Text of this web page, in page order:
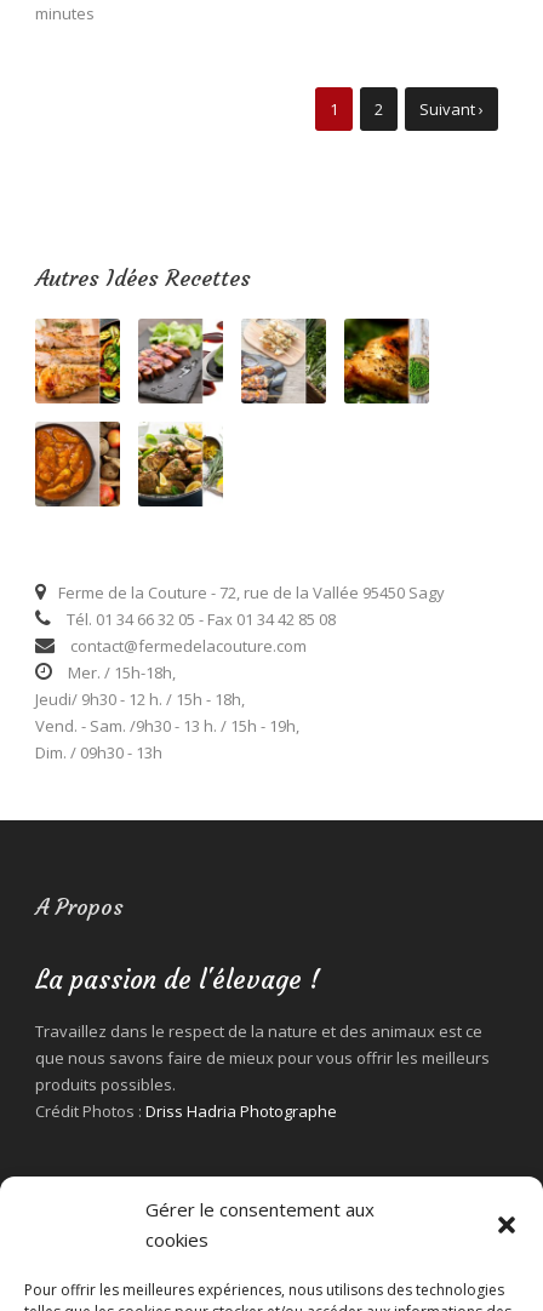
Gérer le consentement aux
cookies
Pour offrir les meilleures expériences, nous utilisons des technologies
minutes
1 2 Suivant ›
Autres Idées Recettes
Ferme de la Couture - 72, rue de la Vallée 95450 Sagy
Tél. 01 34 66 32 05 - Fax 01 34 42 85 08
contact@fermedelacouture.com
Mer. / 15h-18h,
Jeudi/ 9h30 - 12 h. / 15h - 18h,
Vend. - Sam. /9h30 - 13 h. / 15h - 19h,
Dim. / 09h30 - 13h
A Propos
La passion de l'élevage !
Travaillez dans le respect de la nature et des animaux est ce
que nous savons faire de mieux pour vous offrir les meilleurs
produits possibles.
Crédit Photos : Driss Hadria Photographe